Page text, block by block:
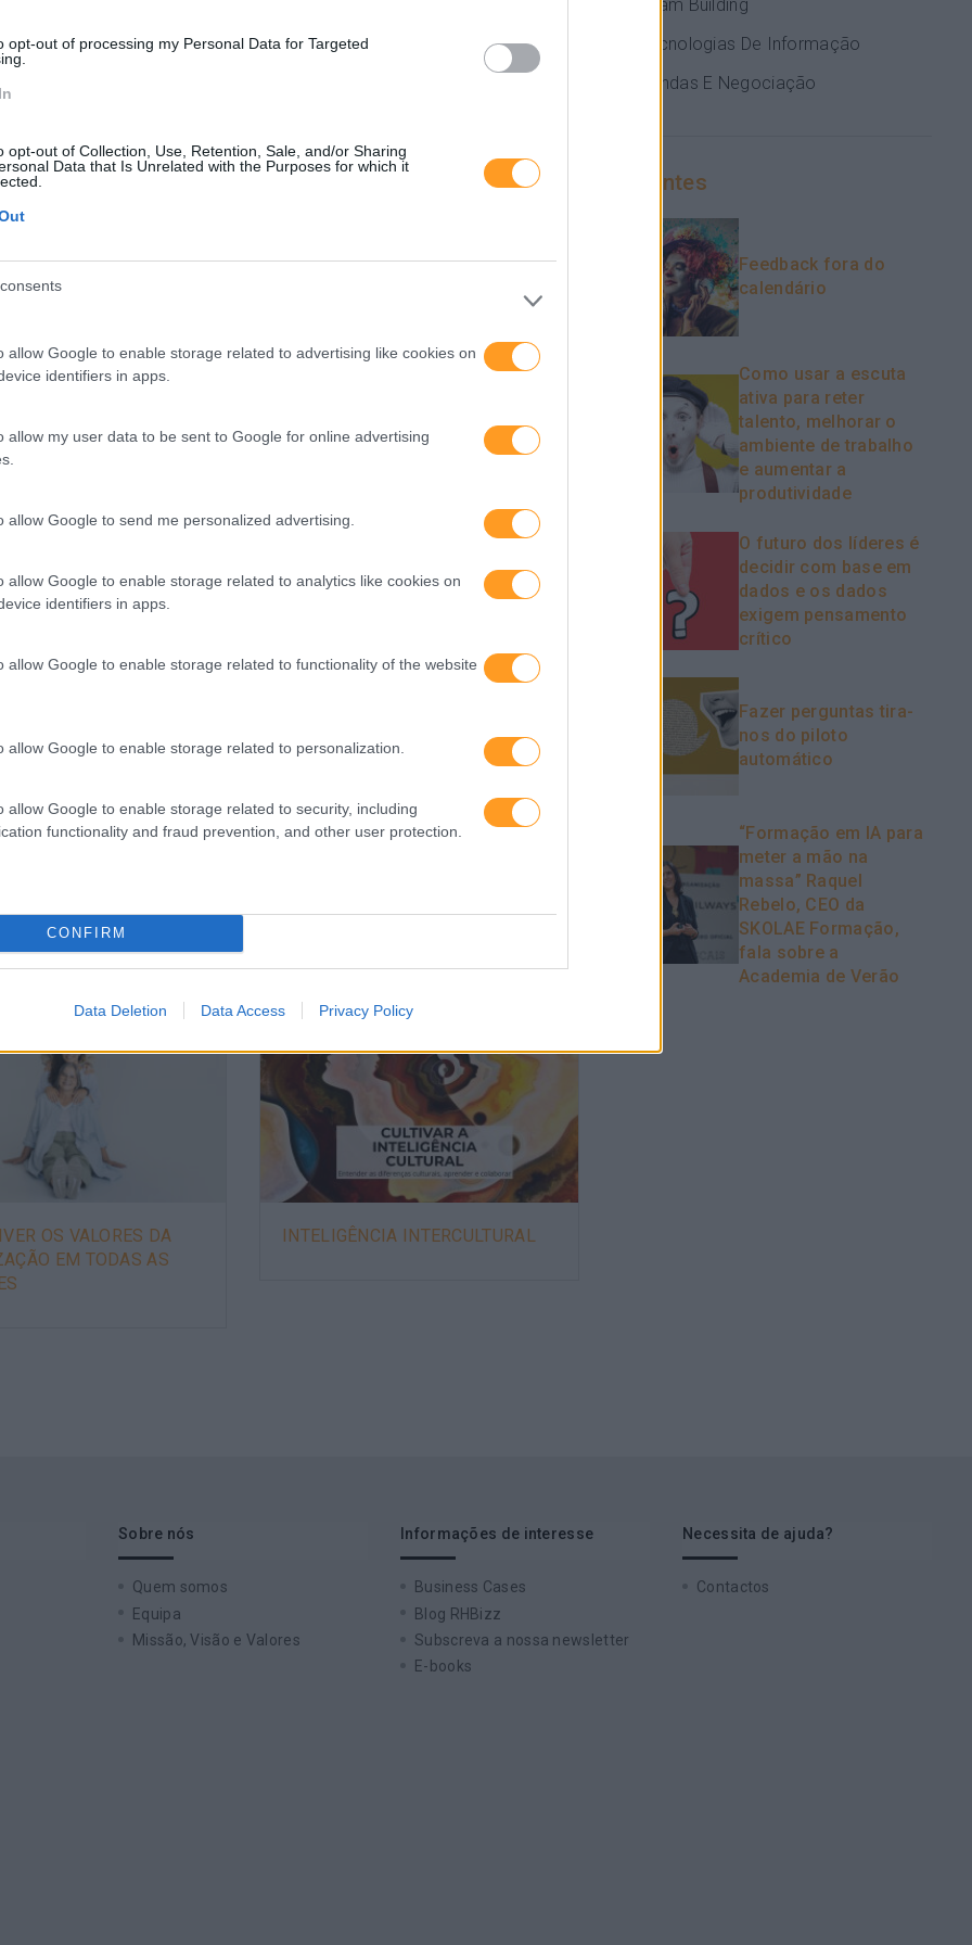
opt-out of processing my Personal Data for Targeted
opt-out of Collection, Use, Retention, Sale, and/or Sharing
Data that Is Unrelated with the Purposes for which it
allow Google to enable storage related to advertising like cookies on
identifiers in apps.
allow my user data to be sent to Google for online advertising
allow Google to send me personalized advertising.
allow Google to enable storage related to analytics like cookies on
identifiers in apps.
allow Google to enable storage related to functionality of the website
allow Google to enable storage related to personalization.
allow Google to enable storage related to security, including
functionality and fraud prevention, and other user protection.
CONFIRM
Data Deletion Data Access Privacy Policy
só eram mais inovadores do que os que recorrem ao interior da
fontes. Para além disso, o estudo é muito claro num outro aspeto:
para desenvolver inovação, mas não se sabe utilizar a informação, os
podem ultrapassar os benefícios.
e a falar com outros membros da organização, pode ser igualmente
da organização e, sobretudo, para saber como desenvolver e
que todas as organizações saibam que “nem todos os colaboradores
as empresas precisam de um conjunto de pessoas com skills de
interno (…) Os gestores devem promover o networking externo e
dedicam grande parte do seu tempo a cultivar relações externas para
e para difundir esse conhecimento internamente. Só assim é
7 PERGUNTAS / 7 RESPOSTAS / 1 SELFIE:
MARLENE SOARES, DIRETORA DE PESSOAS
OS VALORES DA
EM TODAS AS
INTELIGÊNCIA INTERCULTURAL
Team Building
Tecnologias De Informação
Vendas E Negociação
Recentes
Feedback fora do
calendário
Como usar a escuta
ativa para reter
talento, melhorar o
ambiente de trabalho
e aumentar a
produtividade
O futuro dos líderes é
decidir com base em
dados e os dados
exigem pensamento
crítico
Fazer perguntas tira-
nos do piloto
automático
“Formação em IA para
meter a mão na
massa” Raquel
Rebelo, CEO da
SKOLAE Formação,
fala sobre a
Academia de Verão
Sobre nós
Quem somos
Equipa
Missão, Visão e Valores
Informações de interesse
Business Cases
Blog RHBizz
Subscreva a nossa newsletter
E-books
Necessita de ajuda?
Contactos